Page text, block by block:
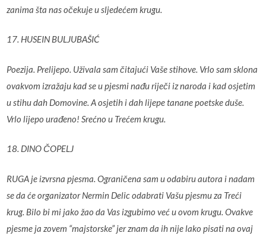
zanima šta nas očekuje u sljedećem krugu.
17. HUSEIN BULJUBAŠIĆ
Poezija. Prelijepo. Uživala sam čitajući Vaše stihove. Vrlo sam sklona
ovakvom izražaju kad se u pjesmi nađu riječi iz naroda i kad osjetim
u stihu dah Domovine. A osjetih i dah lijepe tanane poetske duše.
Vrlo lijepo urađeno! Srećno u Trećem krugu.
18. DINO ČOPELJ
RUGA je izvrsna pjesma. Ograničena sam u odabiru autora i nadam
se da će organizator Nermin Delic odabrati Vašu pjesmu za Treći
krug. Bilo bi mi jako žao da Vas izgubimo već u ovom krugu. Ovakve
pjesme ja zovem “majstorske” jer znam da ih nije lako pisati na ovaj